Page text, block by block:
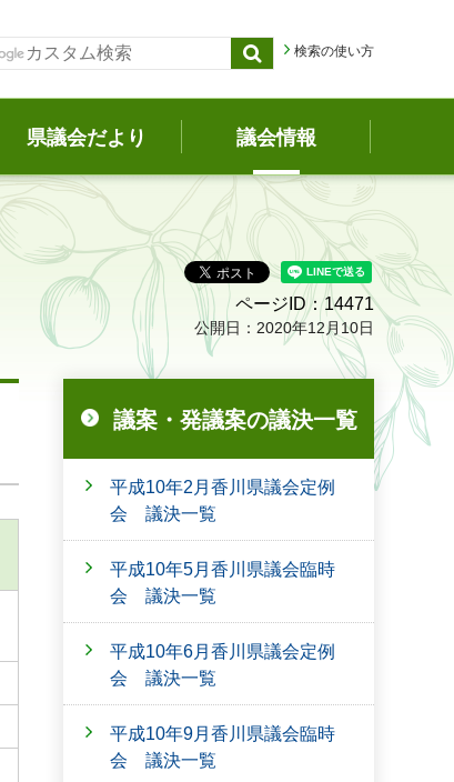
検索の使い方
県議会だより 議会情報
ページID：14471
公開日：2020年12月10日
議案・発議案の議決一覧
平成10年2月香川県議会定例
会 議決一覧
平成10年5月香川県議会臨時
会 議決一覧
平成10年6月香川県議会定例
会 議決一覧
平成10年9月香川県議会臨時
会 議決一覧